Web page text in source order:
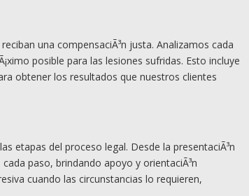
una compensaciÃ³n justa. Analizamos cada
posible para las lesiones sufridas. Esto incluye
obtener los resultados que nuestros clientes
etapas del proceso legal. Desde la presentaciÃ³n
paso, brindando apoyo y orientaciÃ³n
cuando las circunstancias lo requieren,